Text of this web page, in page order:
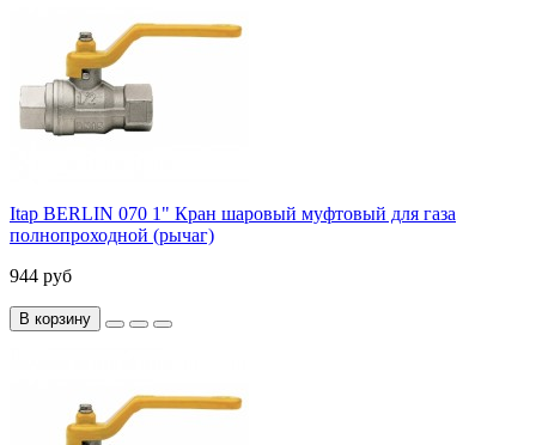
Itap BERLIN 070 1" Кран шаровый муфтовый для газа
полнопроходной (рычаг)
944 руб
В корзину